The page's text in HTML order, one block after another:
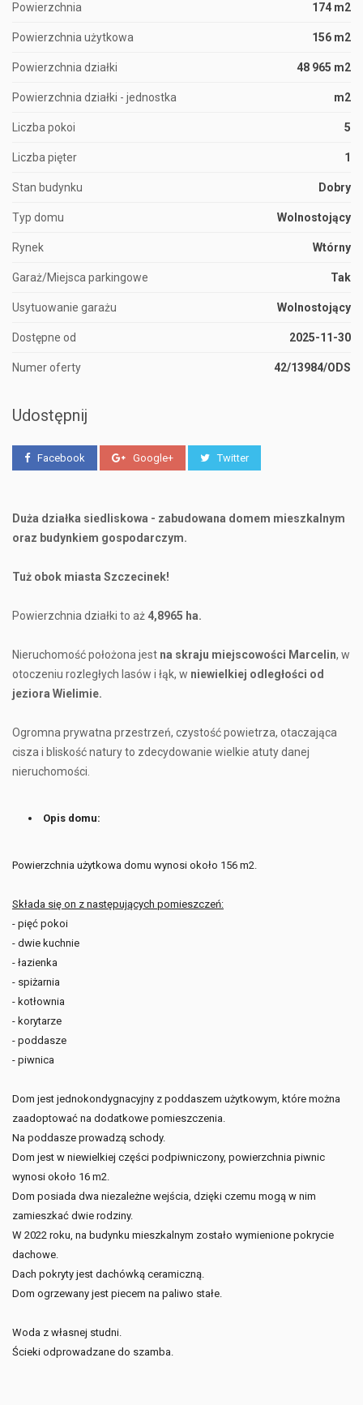
Powierzchnia 174 m2
Powierzchnia użytkowa 156 m2
Powierzchnia działki 48 965 m2
Powierzchnia działki - jednostka m2
Liczba pokoi 5
Liczba pięter 1
Stan budynku Dobry
Typ domu Wolnostojący
Rynek Wtórny
Garaż/Miejsca parkingowe Tak
Usytuowanie garażu Wolnostojący
Dostępne od 2025-11-30
Numer oferty 42/13984/ODS
Udostępnij
Facebook Google+ Twitter
Duża działka siedliskowa - zabudowana domem mieszkalnym
oraz budynkiem gospodarczym.
Tuż obok miasta Szczecinek!
Powierzchnia działki to aż 4,8965 ha.
Nieruchomość położona jest na skraju miejscowości Marcelin, w
otoczeniu rozległych lasów i łąk, w niewielkiej odległości od
jeziora Wielimie.
Ogromna prywatna przestrzeń, czystość powietrza, otaczająca
cisza i bliskość natury to zdecydowanie wielkie atuty danej
nieruchomości.
Opis domu:
Powierzchnia użytkowa domu wynosi około 156 m2.
Składa się on z następujących pomieszczeń:
- pięć pokoi
- dwie kuchnie
- łazienka
- spiżarnia
- kotłownia
- korytarze
- poddasze
- piwnica
Dom jest jednokondygnacyjny z poddaszem użytkowym, które można
zaadoptować na dodatkowe pomieszczenia.
Na poddasze prowadzą schody.
Dom jest w niewielkiej części podpiwniczony, powierzchnia piwnic
wynosi około 16 m2.
Dom posiada dwa niezależne wejścia, dzięki czemu mogą w nim
zamieszkać dwie rodziny.
W 2022 roku, na budynku mieszkalnym zostało wymienione pokrycie
dachowe.
Dach pokryty jest dachówką ceramiczną.
Dom ogrzewany jest piecem na paliwo stałe.
Woda z własnej studni.
Ścieki odprowadzane do szamba.